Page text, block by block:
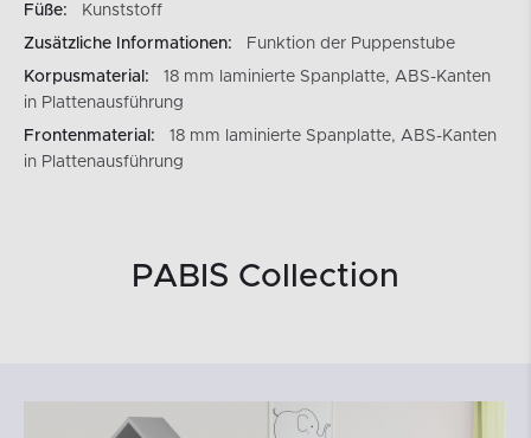
Füße:
Kunststoff
Zusätzliche Informationen:
Funktion der Puppenstube
Korpusmaterial:
18 mm laminierte Spanplatte, ABS-Kanten
in Plattenausführung
Frontenmaterial:
18 mm laminierte Spanplatte, ABS-Kanten
in Plattenausführung
PABIS Collection